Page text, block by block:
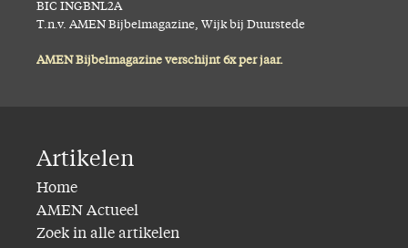
BIC INGBNL2A
T.n.v. AMEN Bijbelmagazine, Wijk bij Duurstede
AMEN Bijbelmagazine verschijnt 6x per jaar.
Artikelen
Home
AMEN Actueel
Zoek in alle artikelen